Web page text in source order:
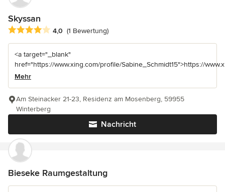
Skyssan
Durchschnittliche Bewertung: 4 von 5 Sternen
4,0 (1 Bewertung)
<a target="_blank"
href="https://www.xing.com/profile/Sabine_Schmidt15">https://
Mehr
Nachricht
Am Steinacker 21-23, Residenz am Mosenberg, 59955
Winterberg
Bieseke Raumgestaltung